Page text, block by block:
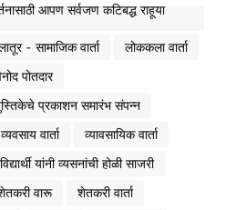
आपण सर्वजण कटिबद्ध राहूया
- सामाजिक वार्ता
लोककला वार्ता
पोतदार
प्रकाशन समारंभ संपन्न
व्यवसाय वार्ता
व्यावसायिक वार्ता
यांनी व्यसनांची होळी साजरी
वारू
शेतकरी वार्ता